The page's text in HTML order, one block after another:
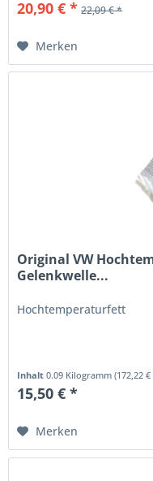
20,90 € * 22,09 € *
Merken
Original VW
Gelenkwelle...
Hochtemperaturfett
Inhalt0.09 Kilogramm(172,22
15,50 € *
Merken